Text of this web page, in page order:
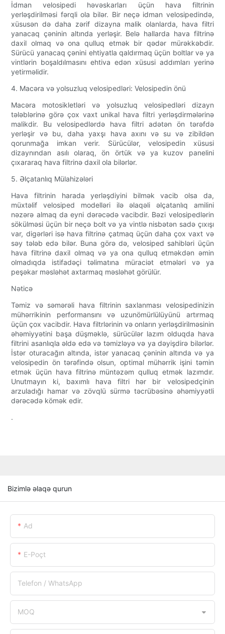
İdman velosipedi həvəskarları üçün hava filtrinin
yerləşdirilməsi fərqli ola bilər. Bir neçə idman velosipedində,
xüsusən də daha zərif dizayna malik olanlarda, hava filtri
yanacaq çəninin altında yerləşir. Belə hallarda hava filtrinə
daxil olmaq və ona qulluq etmək bir qədər mürəkkəbdir.
Sürücü yanacaq çənini ehtiyatla qaldırmaq üçün boltlar və ya
vintlərin boşaldılmasını ehtiva edən xüsusi addımları yerinə
yetirməlidir.
4. Macəra və yolsuzluq velosipedləri: Velosipedin önü
Macəra motosikletləri və yolsuzluq velosipedləri dizayn
tələblərinə görə çox vaxt unikal hava filtri yerləşdirmələrinə
malikdir. Bu velosipedlərdə hava filtri adətən ön tərəfdə
yerləşir və bu, daha yaxşı hava axını və su və zibildən
qorunmağa imkan verir. Sürücülər, velosipedin xüsusi
dizaynından asılı olaraq, ön örtük və ya kuzov panelini
çıxararaq hava filtrinə daxil ola bilərlər.
5. Əlçatanlıq Mülahizələri
Hava filtrinin harada yerləşdiyini bilmək vacib olsa da,
müxtəlif velosiped modelləri ilə əlaqəli əlçatanlıq amilini
nəzərə almaq da eyni dərəcədə vacibdir. Bəzi velosipedlərin
sökülməsi üçün bir neçə bolt və ya vintlə nisbətən sadə çıxışı
var, digərləri isə hava filtrinə çatmaq üçün daha çox vaxt və
səy tələb edə bilər. Buna görə də, velosiped sahibləri üçün
hava filtrinə daxil olmaq və ya ona qulluq etməkdən əmin
olmadıqda istifadəçi təlimatına müraciət etmələri və ya
peşəkar məsləhət axtarmaq məsləhət görülür.
Nəticə
Təmiz və səmərəli hava filtrinin saxlanması velosipedinizin
mühərrikinin performansını və uzunömürlülüyünü artırmaq
üçün çox vacibdir. Hava filtrlərinin və onların yerləşdirilməsinin
əhəmiyyətini başa düşməklə, sürücülər lazım olduqda hava
filtrini asanlıqla əldə edə və təmizləyə və ya dəyişdirə bilərlər.
İstər oturacağın altında, istər yanacaq çəninin altında və ya
velosipedin ön tərəfində olsun, optimal mühərrik işini təmin
etmək üçün hava filtrinə müntəzəm qulluq etmək lazımdır.
Unutmayın ki, baxımlı hava filtri hər bir velosipedçinin
arzuladığı hamar və zövqlü sürmə təcrübəsinə əhəmiyyətli
dərəcədə kömək edir.
.
Bizimlə əlaqə qurun
Ad
E-Poçt
Telefon / WhatsApp
MOQ